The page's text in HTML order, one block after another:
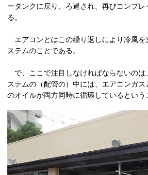
ータンクに戻り、ろ過され、再びコンプ
る。
エアコンとはこの繰り返しにより冷風を
ステムのことである。
で、ここで注目しなければならないのは
ステムの（配管の）中には、エアコンガ
のオイルが両方同時に循環しているという